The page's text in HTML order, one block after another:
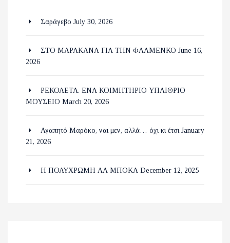
Σαράγεβο July 30, 2026
ΣΤΟ ΜΑΡΑΚΑΝΑ ΓΙΑ ΤΗΝ ΦΛΑΜΕΝΚΟ June 16,
2026
ΡΕΚΟΛΕΤΑ. ΕΝΑ ΚΟΙΜΗΤΗΡΙΟ ΥΠΑΙΘΡΙΟ
ΜΟΥΣΕΙΟ March 20, 2026
Αγαπητό Μαρόκο, ναι μεν, αλλά… όχι κι έτσι January
21, 2026
Η ΠΟΛΥΧΡΩΜΗ ΛΑ ΜΠΟΚΑ December 12, 2025